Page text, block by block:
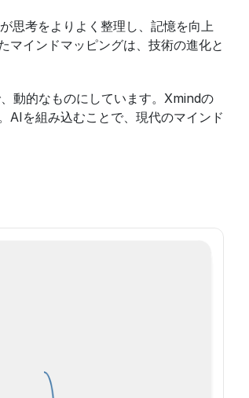
思考をよりよく整理し、記憶を向上
マインドマッピングは、技術の進化と
動的なものにしています。Xmindの
AIを組み込むことで、現代のマインド